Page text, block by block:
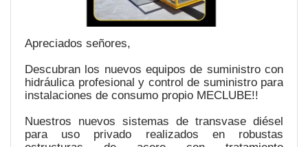
Apreciados señores,
Descubran los nuevos equipos de suministro con
hidráulica profesional y control de suministro para
instalaciones de consumo propio MECLUBE!!
Nuestros nuevos sistemas de transvase diésel
para uso privado realizados en robustas